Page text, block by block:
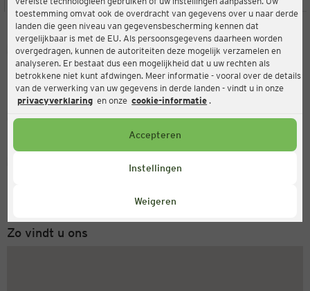
toestemming omvat ook de overdracht van gegevens over u naar derde
landen die geen niveau van gegevensbescherming kennen dat
vergelijkbaar is met de EU. Als persoonsgegevens daarheen worden
overgedragen, kunnen de autoriteiten deze mogelijk verzamelen en
analyseren. Er bestaat dus een mogelijkheid dat u uw rechten als
betrokkene niet kunt afdwingen. Meer informatie - vooral over de details
van de verwerking van uw gegevens in derde landen - vindt u in onze
privacyverklaring en onze cookie-informatie .
Accepteren
Instellingen
Weigeren
Ernsting's family
Marktstr. 32, 30890 Barsinghausen
Gesloten
Servicenummer
Maandag tot vrijdag 8-18 uur
Zo vindt u ons